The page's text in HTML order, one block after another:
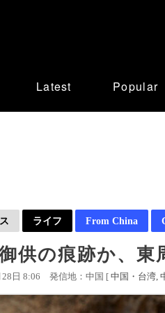
Latest Popular
ライフ From China
供の痕跡か、
日 8:06 発信地：中国 [ 中国・台湾